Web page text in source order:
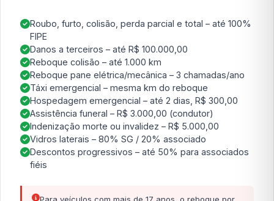
Roubo, furto, colisão, perda parcial e total – até 100%
FIPE
Danos a terceiros – até R$ 100.000,00
Reboque colisão – até 1.000 km
Reboque pane elétrica/mecânica – 3 chamadas/ano
Táxi emergencial – mesma km do reboque
Hospedagem emergencial – até 2 dias, R$ 300,00
Assistência funeral – R$ 3.000,00 (condutor)
Indenização morte ou invalidez – R$ 5.000,00
Vidros laterais – 80% SG / 20% associado
Descontos progressivos – até 50% para associados
fiéis
Para veículos com mais de 17 anos, o reboque por